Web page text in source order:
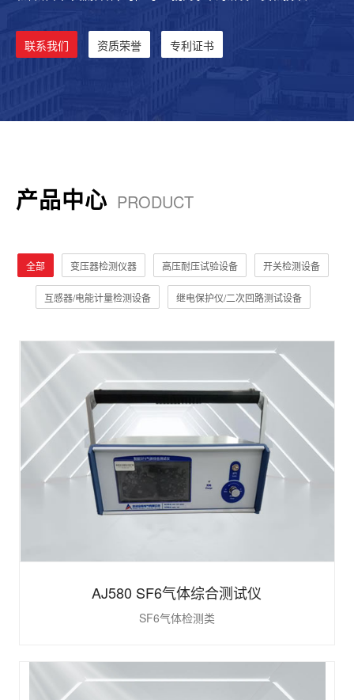
以上职称的人员4人，技术人...
联系我们 资质荣誉 专利证书
产品中心 PRODUCT
全部 变压器检测仪器 高压耐压试验设备 开关检测设备
互感器/电能计量检测设备 继电保护仪/二次回路测试设备
AJ580 SF6气体综合测试仪
SF6气体检测类